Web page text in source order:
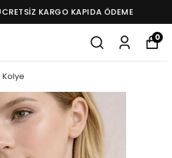
KARGO KAPIDA ÖDEME
0
Kolye